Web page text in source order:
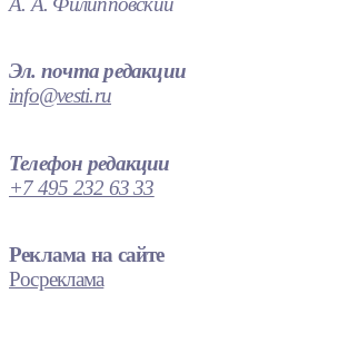
Эл. почта редакции
info@vesti.ru
Телефон редакции
+7 495 232 63 33
Реклама на сайте
Росреклама